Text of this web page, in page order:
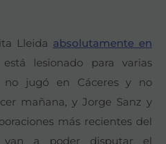
Lleida absolutamente en
lesionado para varias
no jugó en Cáceres y no
mañana, y Jorge Sanz y
más recientes del
van a poder disputar el